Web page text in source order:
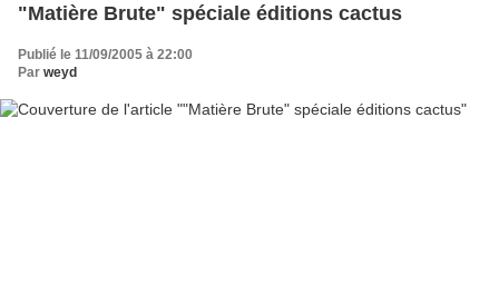
"Matière Brute" spéciale éditions cactus
Publié le 11/09/2005 à 22:00
Par weyd